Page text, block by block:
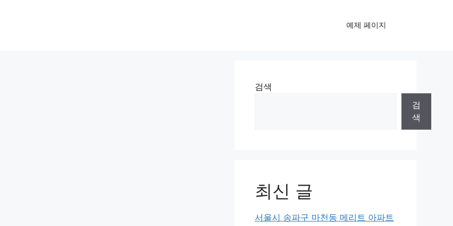
예제 페이지
검색
검
색
최신 글
서울시 송파구 마천동 메리트 아파트